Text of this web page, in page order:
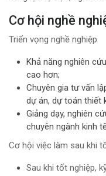
Cơ hội nghề
Triển vọng nghề nghiệp
Khả năng nghiên
cao hơn;
Chuyên gia tư vấn
dự án, dự toán thiết
Giảng dạy, nghiên
chuyên ngành kinh
Cơ hội việc làm sau khi
Sau khi tốt nghiệp,